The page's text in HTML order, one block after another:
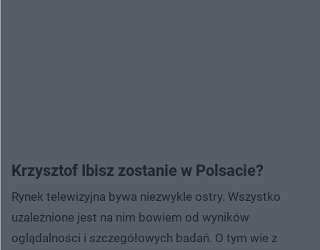
Krzysztof Ibisz zostanie w Polsacie?
Rynek telewizyjna bywa niezwykle ostry. Wszystko
uzależnione jest na nim bowiem od wyników
oglądalności i szczegółowych badań. O tym wie z